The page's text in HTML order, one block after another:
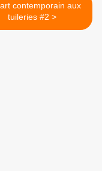
contemporain aux
tuileries #2 >